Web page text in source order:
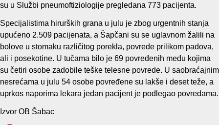
su u Službi pneumoftiziologije pregledana 773 pacijenta.
Specijalistima hirurških grana u julu je zbog urgentnih stanja
upućeno 2.509 pacijenata, a Šapčani su se uglavnom žalili na
bolove u stomaku različitog porekla, povrede prilikom padova,
ali i posekotine. U tučama bilo je 69 povređenih među kojima
su četiri osobe zadobile teške telesne povrede. U saobraćajnim
nesrećama u julu 54 osobe povređene su lakše i deset teže, a
uprkos naporima lekara jedan pacijent je podlegao povredama.
Izvor OB Šabac